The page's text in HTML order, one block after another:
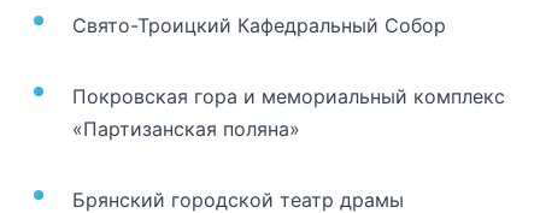
Свято-Троицкий Кафедральный Собор
Покровская гора и мемориальный комплекс
«Партизанская поляна»
Брянский городской театр драмы